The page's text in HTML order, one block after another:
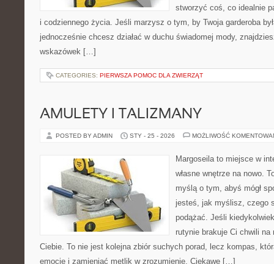
stworzyć coś, co idealnie
i codziennego życia. Jeśli marzysz o tym, by Twoja garderoba
jednocześnie chcesz działać w duchu świadomej mody,
wskazówek […]
CATEGORIES: PIERWSZA POMOC DLA ZWIERZĄT
AMULETY I TALIZMANY
POSTED BY ADMIN STY - 25 - 2026 MOŻLIWOŚĆ
Margoseila to miejsce w
własne wnętrze na nowo.
myślą o tym, abyś mógł
jesteś, jak myślisz, czego
podążać. Jeśli
rutynie brakuje Ci chwili na
Ciebie. To nie jest kolejna zbiór suchych porad, lecz kompas,
emocje i zamieniać mętlik w zrozumienie. Ciekawe […]